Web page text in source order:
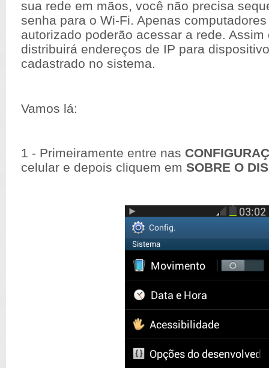
sua rede em mãos, você não precisa
senha para o Wi-Fi. Apenas
autorizado poderão acessar a rede. Assim
distribuirá endereços de IP para
cadastrado no sistema.
Vamos lá:
1 - Primeiramente entre nas
celular e depois cliquem em SOBRE O